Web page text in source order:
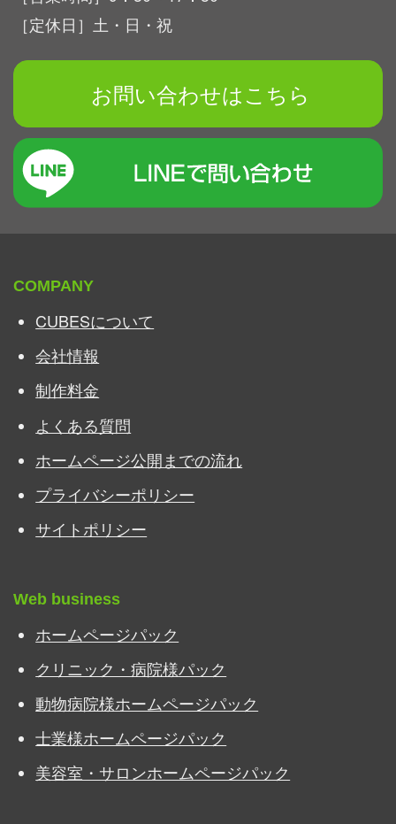
［定休日］土・日・祝
お問い合わせはこちら
COMPANY
CUBESについて
会社情報
制作料金
よくある質問
ホームページ公開までの流れ
プライバシーポリシー
サイトポリシー
Web business
ホームページパック
クリニック・病院様パック
動物病院様ホームページパック
士業様ホームページパック
美容室・サロンホームページパック